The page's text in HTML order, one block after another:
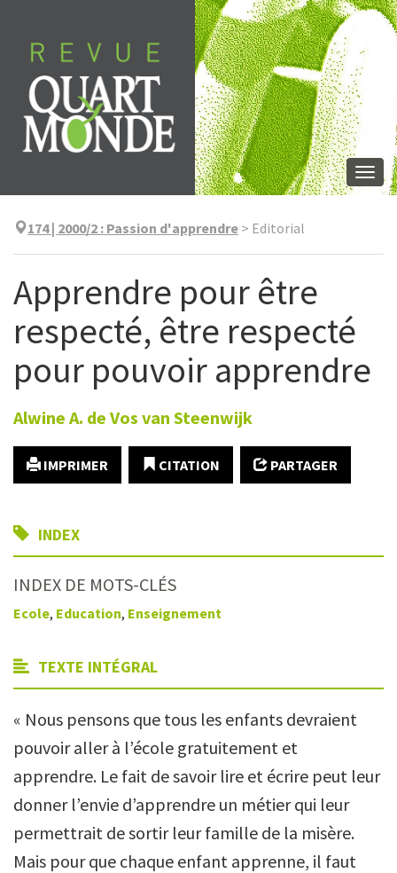
contenu
174 | 2000/2 : Passion d'apprendre > Editorial
Apprendre pour être
respecté, être respecté
pour pouvoir apprendre
Alwine A. de Vos van Steenwijk
IMPRIMER CITATION PARTAGER
INDEX
INDEX DE MOTS-CLÉS
Ecole, Education, Enseignement
TEXTE INTÉGRAL
« Nous pensons que tous les enfants devraient
pouvoir aller à l’école gratuitement et
apprendre. Le fait de savoir lire et écrire peut leur
donner l’envie d’apprendre un métier qui leur
permettrait de sortir leur famille de la misère.
Mais pour que chaque enfant apprenne, il faut